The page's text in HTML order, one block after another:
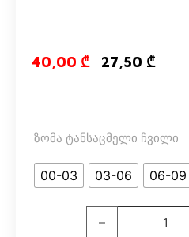
40,00 ₾ 27,50 ₾
ზომა ტანსაცმელი ჩვილი
00-03 03-06 06-09
US POLO ASSN